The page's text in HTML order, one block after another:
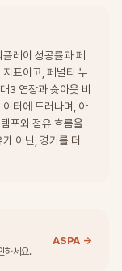
레이 성공률과 페
표이고, 페널티 누
3 연장과 슛아웃 비
터에 드러나며, 아
포와 점유 흐름을
아닌, 경기를 더
하세요.
ASPA →